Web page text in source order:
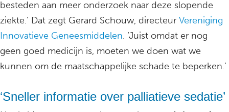
besteden aan meer onderzoek naar deze slopende
ziekte.’ Dat zegt Gerard Schouw, directeur Vereniging
Innovatieve Geneesmiddelen. ‘Juist omdat er nog
geen goed medicijn is, moeten we doen wat we
kunnen om de maatschappelijke schade te beperken.’
‘Sneller informatie over palliatieve sedatie’